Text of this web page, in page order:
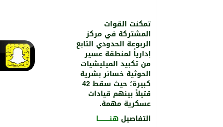
تمكنت القوات
المشتركة في مركز
الربوعة الحدودي التابع
إدارياً لمنطقة عسير
من تكبيد الميليشيات
الحوثية خسائر بشرية
كبيرة؛ حيث سقط 42
قتيلاً بينهم قيادات
عسكرية مهمة.
التفاصيلهنـــــــــــا